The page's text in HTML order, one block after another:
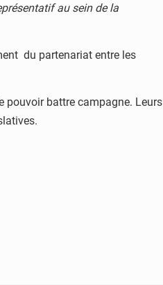
au sein de la
du partenariat entre les
pouvoir battre campagne. Leurs